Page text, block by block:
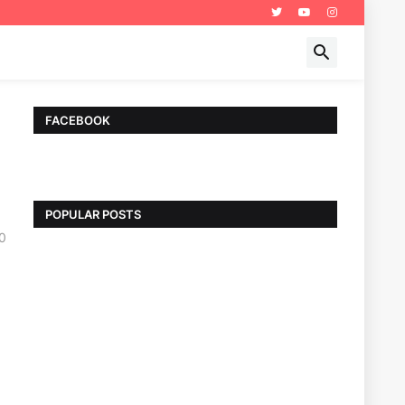
FACEBOOK
POPULAR POSTS